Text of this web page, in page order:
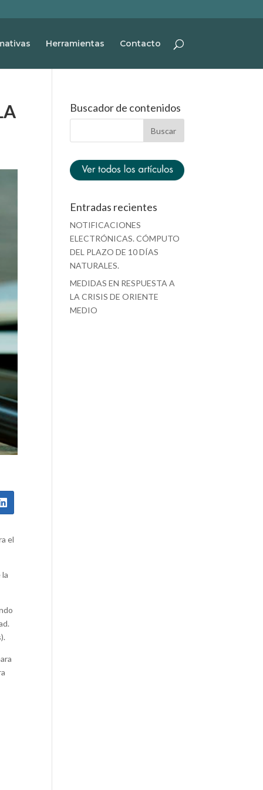
Herramientas Contacto
el
Buscador de contenidos
Entradas recientes
NOTIFICACIONES
ELECTRÓNICAS. CÓMPUTO
DEL PLAZO DE 10 DÍAS
NATURALES.
MEDIDAS EN RESPUESTA A
LA CRISIS DE ORIENTE
MEDIO